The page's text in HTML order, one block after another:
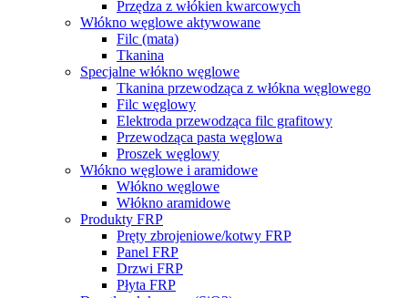
Przędza z włókien kwarcowych
Włókno węglowe aktywowane
Filc (mata)
Tkanina
Specjalne włókno węglowe
Tkanina przewodząca z włókna węglowego
Filc węglowy
Elektroda przewodząca filc grafitowy
Przewodząca pasta węglowa
Proszek węglowy
Włókno węglowe i aramidowe
Włókno węglowe
Włókno aramidowe
Produkty FRP
Pręty zbrojeniowe/kotwy FRP
Panel FRP
Drzwi FRP
Płyta FRP